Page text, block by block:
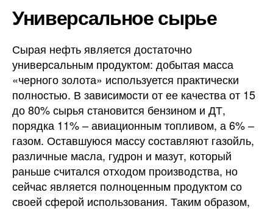
Универсальное сырье
Сырая нефть является достаточно
универсальным продуктом: добытая масса
«черного золота» используется практически
полностью. В зависимости от ее качества от 15
до 80% сырья становится бензином и ДТ,
порядка 11% – авиационным топливом, а 6% –
газом. Оставшуюся массу составляют газойль,
различные масла, гудрон и мазут, который
раньше считался отходом производства, но
сейчас является полноценным продуктом со
своей сферой использования. Таким образом,